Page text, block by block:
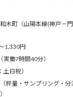
木町（山陽本線(神戸－
1,330円
働7時間40分）
日祝）
秤量・サンプリング・